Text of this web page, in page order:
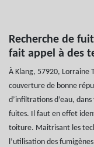
Recherche de
fait appel à des
À Klang, 57920, Lorraine
couverture de bonne
d’infiltrations d’eau,
fuites. Il faut en effet
toiture. Maitrisant les
l’utilisation des